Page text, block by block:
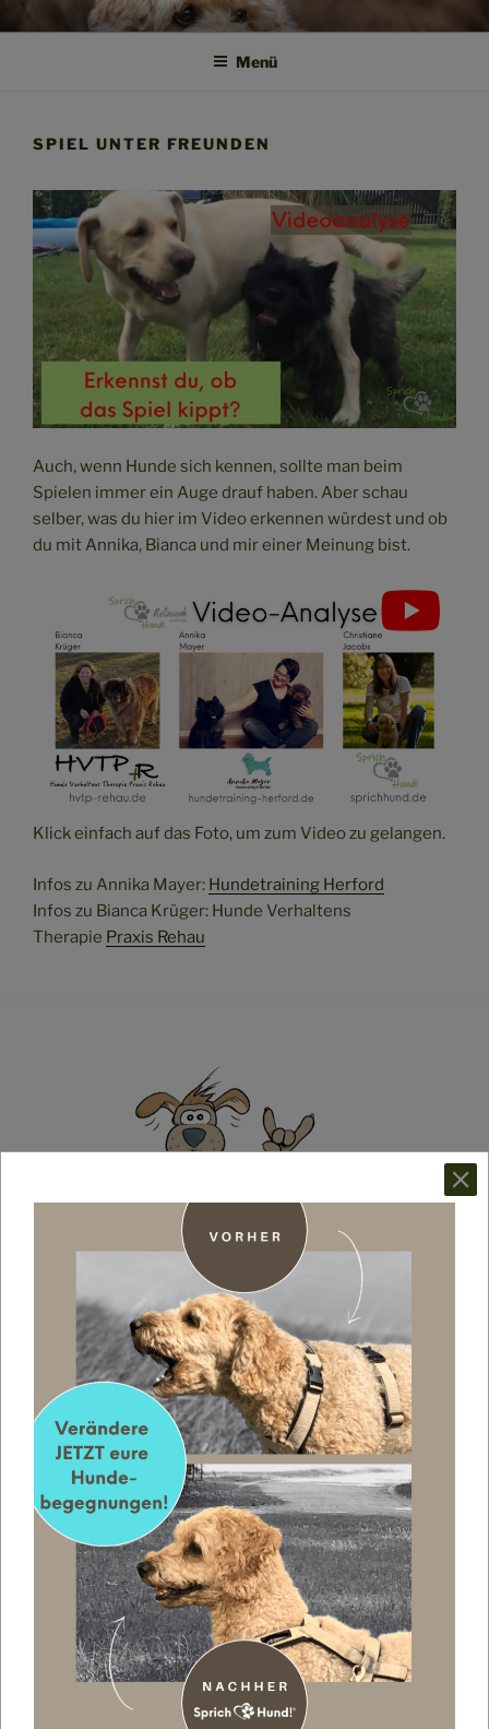
InhaltSPRICH HUND!
Weil Verstehen der Anfang von Vertrauen ist
Menü
SPIEL UNTER FREUNDEN
Auch, wenn Hunde sich kennen, sollte man beim
Spielen immer ein Auge drauf haben. Aber schau
selber, was du hier im Video erkennen würdest und ob
du mit Annika, Bianca und mir einer Meinung bist.
Klick einfach auf das Foto, um zum Video zu gelangen.
Infos zu Annika Mayer: Hundetraining Herford
Infos zu Bianca Krüger: Hunde Verhaltens
Therapie Praxis Rehau